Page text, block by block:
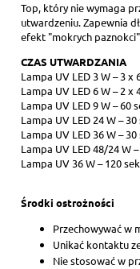
Top, który nie wymaga
utwardzeniu. Zapewnia
efekt "mokrych
CZAS UTWARDZANIA
Lampa UV LED 3 W – 3 x
Lampa UV LED 6 W – 2 x
Lampa UV LED 9 W – 60
Lampa UV LED 24 W – 30
Lampa UV LED 36 W – 30
Lampa UV LED 48/24 W
Lampa UV 36 W – 120
Środki ostrożności
Przechowywać w
Unikać kontaktu
Nie stosować w